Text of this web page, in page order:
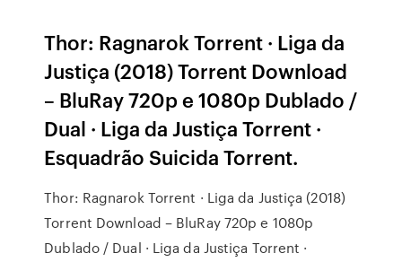
Thor: Ragnarok Torrent · Liga da
Justiça (2018) Torrent Download
– BluRay 720p e 1080p Dublado /
Dual · Liga da Justiça Torrent ·
Esquadrão Suicida Torrent.
Thor: Ragnarok Torrent · Liga da Justiça (2018)
Torrent Download – BluRay 720p e 1080p
Dublado / Dual · Liga da Justiça Torrent ·